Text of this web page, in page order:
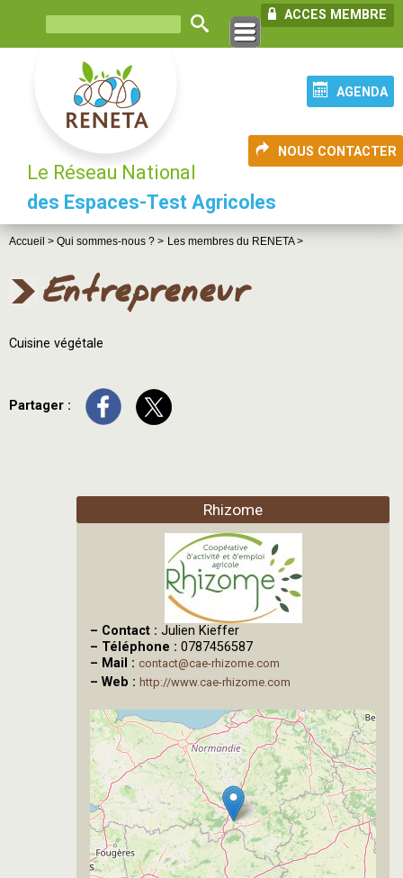
ACCES MEMBRE
AGENDA
NOUS CONTACTER
Le Réseau National
des Espaces-Test Agricoles
Accueil > Qui sommes-nous ? > Les membres du RENETA >
Entrepreneur
Cuisine végétale
Partager :
Rhizome
– Contact : Julien Kieffer
– Téléphone : 0787456587
– Mail : contact@cae-rhizome.com
– Web : http://www.cae-rhizome.com